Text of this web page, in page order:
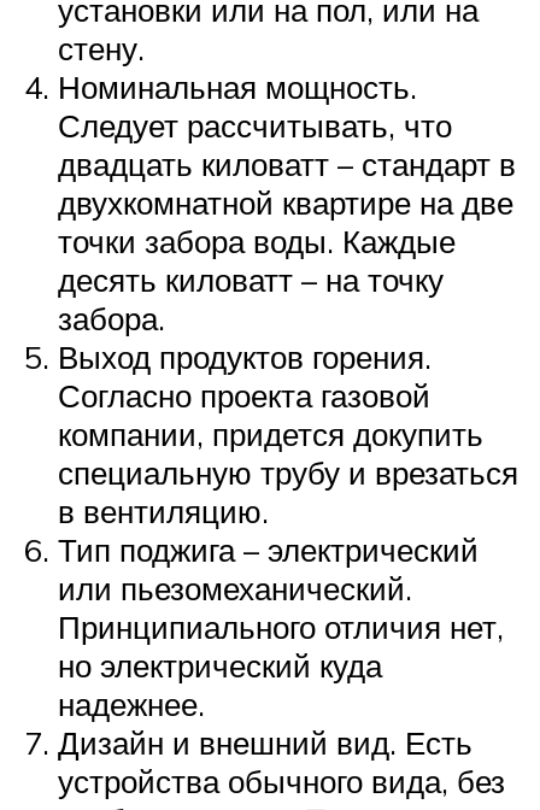
установки или на пол, или на
стену.
Номинальная мощность.
Следует рассчитывать, что
двадцать киловатт – стандарт в
двухкомнатной квартире на две
точки забора воды. Каждые
десять киловатт – на точку
забора.
Выход продуктов горения.
Согласно проекта газовой
компании, придется докупить
специальную трубу и врезаться
в вентиляцию.
Тип поджига – электрический
или пьезомеханический.
Принципиального отличия нет,
но электрический куда
надежнее.
Дизайн и внешний вид. Есть
устройства обычного вида, без